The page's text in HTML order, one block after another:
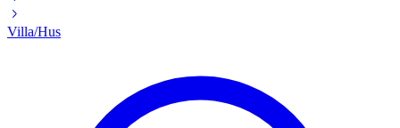
Villa/Hus